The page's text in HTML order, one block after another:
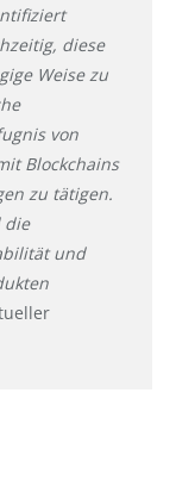
diese
Weise zu
von
Blockchains
zu tätigen.
die
und